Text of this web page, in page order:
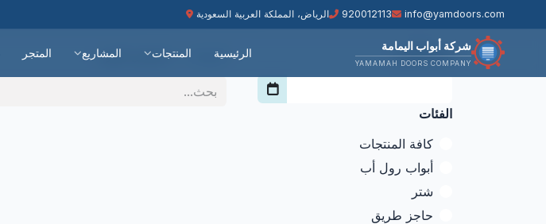
🔧 خدمة تركيب الأبواب الأوتوماتيكية | 📞 920012113 | ⭐ خصم 15% هذا الشهر | 🏆 18,000+ عميل راضٍ | 🛡️ ضمان شامل لمدة سنتان على جميع المنتجات 🔧 خدمة تركيب الأبواب الأوتوماتيكية | 📞 920012113 | ⭐ خصم 15% هذا الشهر | 🏆 18,000+ عميل راضٍ | 🛡️ ضمان شامل لمدة سنتان على جميع المنتجاتinfo@yamdoors.com
920012113 الرياض، المملكة العربية السعودية
شركة أبواب اليمامة
YAMAMAH DOORS COMPANY
الرئيسية المنتجات المشاريع المتجر مدة التأجير
الفئات
كافة المنتجات
أبواب رول أب
شتر
حاجز طريق
المنتجات امتصاص الصوت